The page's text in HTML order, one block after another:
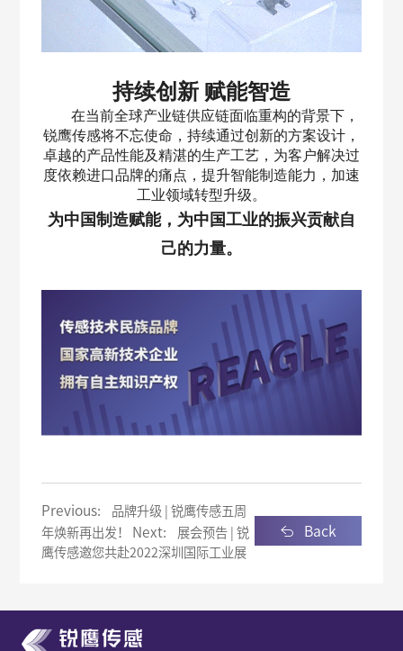
持续创新 赋能智造
在当前全球产业链供应链面临重构的背景下，
锐鹰传感将不忘使命，持续通过创新的方案设计，
卓越的产品性能及精湛的生产工艺，为客户解决过
度依赖进口品牌的痛点，提升智能制造能力，加速
工业领域转型升级。
为中国制造赋能，为中国工业的振兴贡献自
己的力量。
Previous:
品牌升级 | 锐鹰传感五周
年焕新再出发！
Next:
展会预告 | 锐
鹰传感邀您共赴2022深圳国际工业展
Back